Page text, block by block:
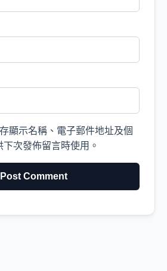
顯示名稱、電子郵件地址及個
次發佈留言時使用。